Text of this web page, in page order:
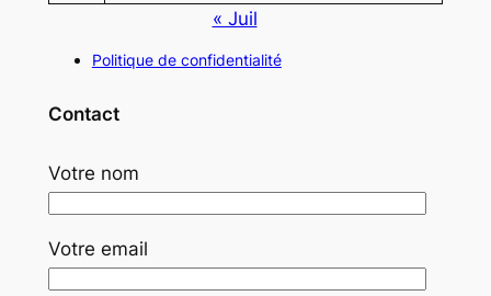
« Juil
Politique de confidentialité
Contact
Votre nom
Votre email